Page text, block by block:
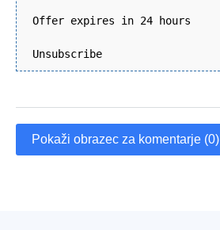
Offer expires in 24 hours
Unsubscribe
Pokaži obrazec za komentarje (0)